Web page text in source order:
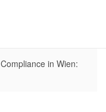
in Wien: